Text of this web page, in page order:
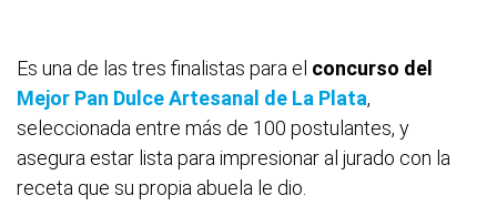
Es una de las tres finalistas para el concurso del
Mejor Pan Dulce Artesanal de La Plata,
seleccionada entre más de 100 postulantes, y
asegura estar lista para impresionar al jurado con la
receta que su propia abuela le dio.